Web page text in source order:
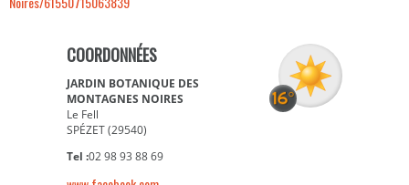
COORDONNÉES
JARDIN BOTANIQUE DES
MONTAGNES NOIRES
Le Fell
SPÉZET (29540)
Tel :02 98 93 88 69